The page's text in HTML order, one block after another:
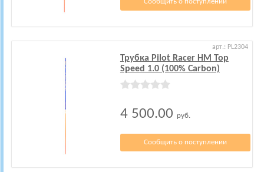
Сообщить о поступлении
арт.: PL2304
Трубка Pilot Racer HM Top
Speed 1.0 (100% Carbon)
4 500.00 руб.
Сообщить о поступлении